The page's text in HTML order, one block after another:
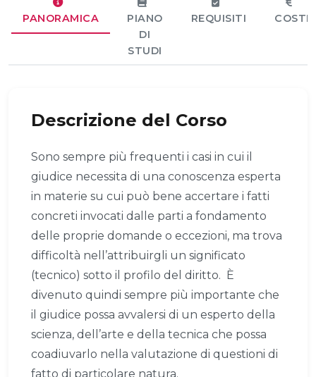
PANORAMICA
PIANO
DI
STUDI
REQUISITI COSTI
Descrizione del Corso
Sono sempre più frequenti i casi in cui il
giudice necessita di una conoscenza esperta
in materie su cui può bene accertare i fatti
concreti invocati dalle parti a fondamento
delle proprie domande o eccezioni, ma trova
difficoltà nell’attribuirgli un significato
(tecnico) sotto il profilo del diritto. È
divenuto quindi sempre più importante che
il giudice possa avvalersi di un esperto della
scienza, dell’arte e della tecnica che possa
coadiuvarlo nella valutazione di questioni di
fatto di particolare natura.